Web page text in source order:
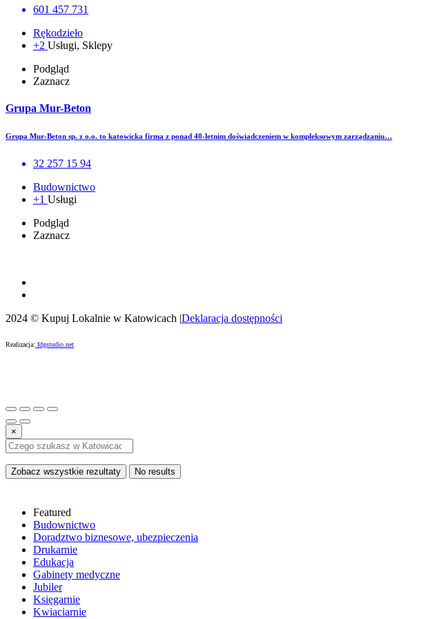
601 457 731
Rękodzieło
+2 Usługi, Sklepy
Podgląd
Zaznacz
Grupa Mur-Beton
Grupa Mur-Beton sp. z o.o. to katowicka firma z ponad 40-letnim doświadczeniem w kompleksowym zarządzaniu…
32 257 15 94
Budownictwo
+1 Usługi
Podgląd
Zaznacz
2024 © Kupuj Lokalnie w Katowicach |Deklaracja dostępności
Realizacja: fdgstudio.net
×
Zobacz wszystkie rezultaty No results
Featured
Budownictwo
Doradztwo biznesowe, ubezpieczenia
Drukarnie
Edukacja
Gabinety medyczne
Jubiler
Księgarnie
Kwiaciarnie